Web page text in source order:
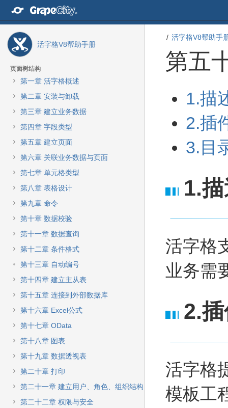
内
活字格V8帮助手册
页面树结构
第一章 活字格概述
第二章 安装与卸载
第三章 建立业务数据
第四章 字段类型
第五章 建立页面
第六章 关联业务数据与页面
第七章 单元格类型
第八章 表格设计
第九章 命令
第十章 数据校验
第十一章 数据查询
第十二章 条件格式
第十三章 自动编号
第十四章 建立主从表
第十五章 连接到外部数据库
第十六章 Excel公式
第十七章 OData
第十八章 图表
第十九章 数据透视表
第二十章 打印
第二十一章 建立用户、角色、组织结构
第二十二章 权限与安全
活字格V8帮助手
第五
1.描
2.插
3.目
1.
活字格
业务需
2.
活字格
模板工